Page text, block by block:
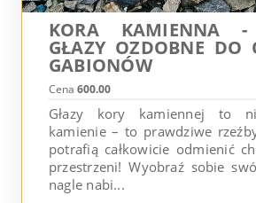
KORA KAMIENNA -
GŁAZY OZDOBNE DO
GABIONÓW
Cena 600.00
Głazy kory kamiennej to
kamienie – to prawdziwe
potrafią całkowicie odmienić
przestrzeni! Wyobraź sobie
nagle nabi...